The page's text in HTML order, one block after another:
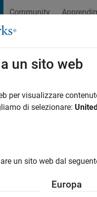
Community
un sito web
per visualizzare
di selezionare:
un sito web dal
Europa